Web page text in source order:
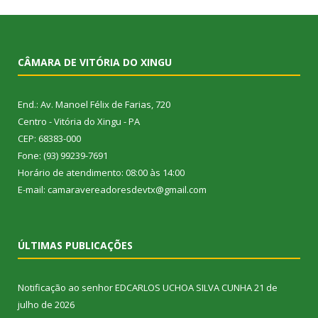
CÂMARA DE VITÓRIA DO XINGU
End.: Av. Manoel Félix de Farias, 720
Centro - Vitória do Xingu - PA
CEP: 68383-000
Fone: (93) 99239-7691
Horário de atendimento: 08:00 às 14:00
E-mail: camaravereadoresdevtx@gmail.com
ÚLTIMAS PUBLICAÇÕES
Notificação ao senhor EDCARLOS UCHOA SILVA CUNHA21 de
julho de 2026